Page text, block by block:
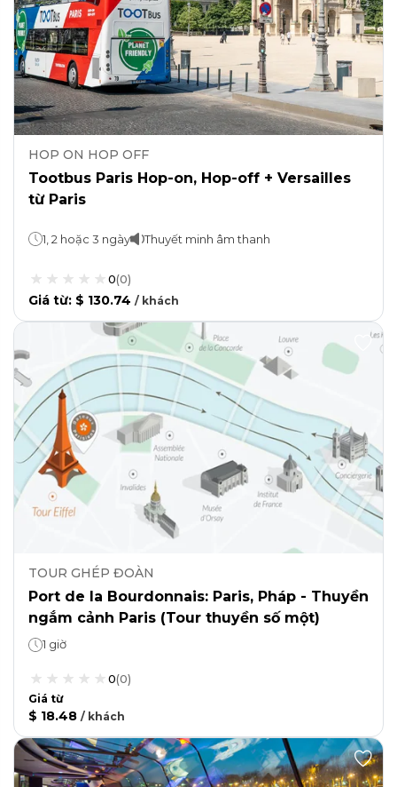
HOP ON HOP OFF
Tootbus Paris Hop-on, Hop-off + Versailles
từ Paris
1, 2 hoặc 3 ngày Thuyết minh âm thanh
0(0)
Giá từ: $ 130.74 / khách
TOUR GHÉP ĐOÀN
Port de la Bourdonnais: Paris, Pháp - Thuyền
ngắm cảnh Paris (Tour thuyền số một)
1 giờ
0(0)
Giá từ
$ 18.48 / khách